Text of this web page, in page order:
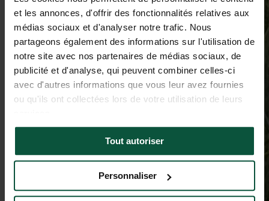
et les annonces, d'offrir des fonctionnalités relatives aux
médias sociaux et d'analyser notre trafic. Nous
partageons également des informations sur l'utilisation de
notre site avec nos partenaires de médias sociaux, de
publicité et d'analyse, qui peuvent combiner celles-ci
avec d'autres informations que vous leur avez fournies
ou qu'ils ont collectées lors de votre utilisation de leurs
Tout autoriser
Personnaliser